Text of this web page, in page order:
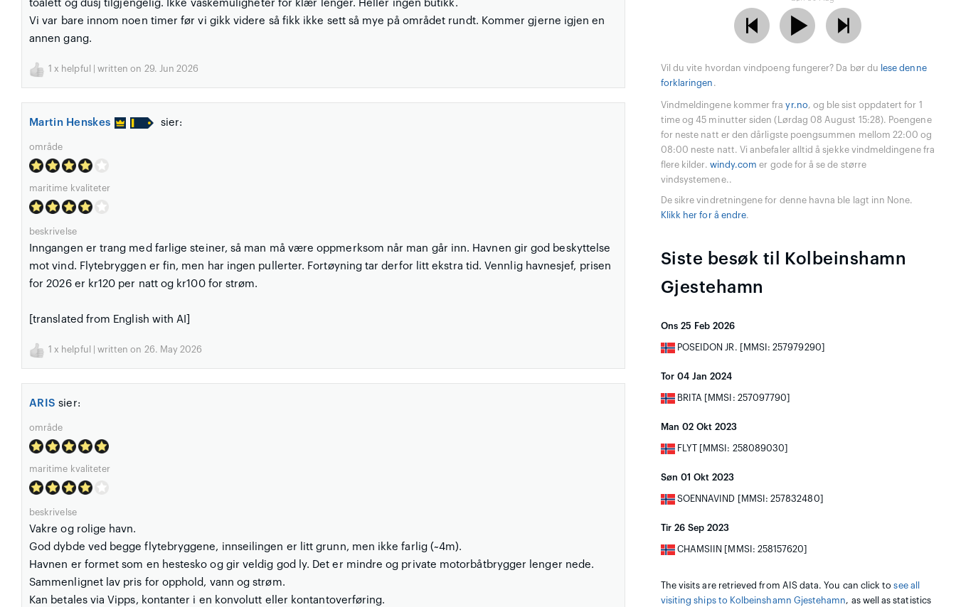
toalett og dusj tilgjengelig. Ikke vaskemuligheter for klær lenger. Heller ingen butikk.
Vi var bare innom noen timer før vi gikk videre så fikk ikke sett så mye på området rundt. Kommer gjerne igjen en
annen gang.
1 x helpful | written on 29. Jun 2026
Martin Henskes sier:
område
maritime kvaliteter
beskrivelse
Inngangen er trang med farlige steiner, så man må være oppmerksom når man går inn. Havnen gir god beskyttelse
mot vind. Flytebryggen er fin, men har ingen pullerter. Fortøyning tar derfor litt ekstra tid. Vennlig havnesjef, prisen
for 2026 er kr120 per natt og kr100 for strøm.
[translated from English with AI]
1 x helpful | written on 26. May 2026
ARIS sier:
område
maritime kvaliteter
beskrivelse
Vakre og rolige havn.
God dybde ved begge flytebryggene, innseilingen er litt grunn, men ikke farlig (~4m).
Havnen er formet som en hestesko og gir veldig god ly. Det er mindre og private motorbåtbrygger lenger nede.
Sammenlignet lav pris for opphold, vann og strøm.
Kan betales via Vipps, kontanter i en konvolutt eller kontantoverføring.
Vil du vite hvordan vindpoeng fungerer? Da bør du lese denne
forklaringen .
Vindmeldingene kommer frayr.no, og ble sist oppdatert for 1
time og 45 minutter siden (Lørdag 08 August 15:28). Poengene
for neste natt er den dårligste poengsummen mellom 22:00 og
08:00 neste natt. Vi anbefaler alltid å sjekke vindmeldingene fra
flere kilder. windy.com er gode for å se de større
vindsystemene..
De sikre vindretningene for denne havna ble lagt inn None.
Klikk her for å endre.
Siste besøk til Kolbeinshamn
Gjestehamn
Ons 25 Feb 2026
POSEIDON JR. [MMSI: 257979290]
Tor 04 Jan 2024
BRITA [MMSI: 257097790]
Man 02 Okt 2023
FLYT [MMSI: 258089030]
Søn 01 Okt 2023
SOENNAVIND [MMSI: 257832480]
Tir 26 Sep 2023
CHAMSIIN [MMSI: 258157620]
The visits are retrieved from AIS data. You can click tosee all
visiting ships to Kolbeinshamn Gjestehamn, as well as statistics